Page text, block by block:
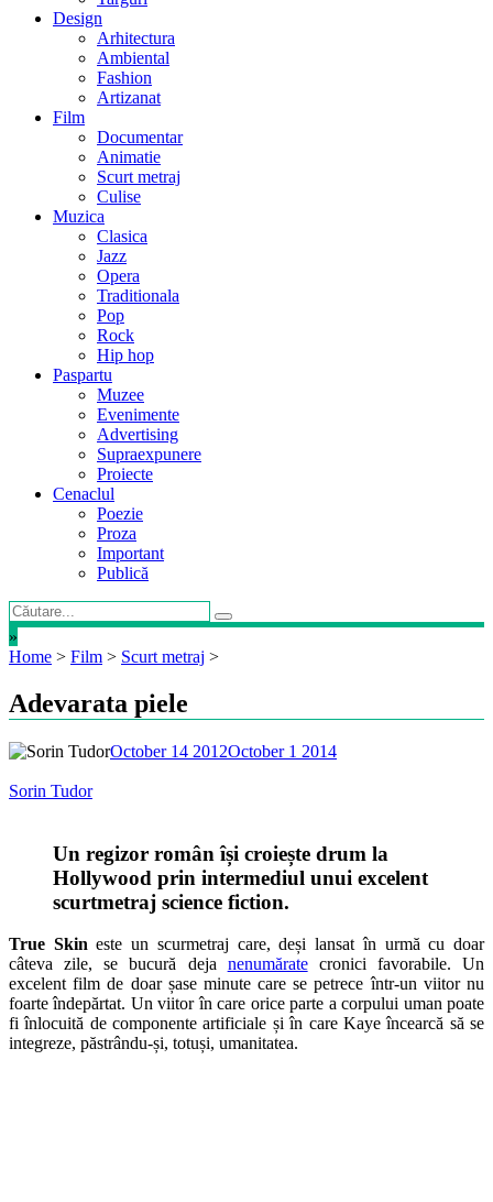
Design
Arhitectura
Ambiental
Fashion
Artizanat
Film
Documentar
Animatie
Scurt metraj
Culise
Muzica
Clasica
Jazz
Opera
Traditionala
Pop
Rock
Hip hop
Paspartu
Muzee
Evenimente
Advertising
Supraexpunere
Proiecte
Cenaclul
Poezie
Proza
Important
Publică
»
Home > Film > Scurt metraj >
Adevarata piele
October 14 2012October 1 2014
Sorin Tudor
Un regizor român își croiește drum la
Hollywood prin intermediul unui excelent
scurtmetraj science fiction.
True Skin este un scurmetraj care, deși lansat în urmă cu doar
câteva zile, se bucură deja nenumăratecronici favorabile. Un
excelent film de doar șase minute care se petrece într-un viitor nu
foarte îndepărtat. Un viitor în care orice parte a corpului uman poate
fi înlocuită de componente artificiale și în care Kaye încearcă să se
integreze, păstrându-și, totuși, umanitatea.